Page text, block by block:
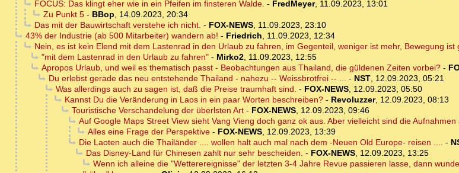
FOCUS: Das klingt eher wie in ein Pfeifen im finsteren Walde. - FredMeyer, 11.09.2023, 13:01
Zu Punkt 5- BBop, 14.09.2023, 20:34
Das mit der Bauwirtschaft verstehe ich nicht. - FOX-NEWS, 11.09.2023, 23:10
43% der Industrie (ab 500 Mitarbeiter) wandern ab! - Friedrich, 11.09.2023, 12:34
Nein, es ist kein Elend mit dem Lastenrad in den Urlaub zu fahren, im Gegenteil, weniger ist mehr, Bewegung ist
"mit dem Lastenrad in den Urlaub zu fahren"- Mirko2, 11.09.2023, 12:55
Apropos Urlaub, und weil es thematisch passt - Beobachtungen aus Thailand, die güldenen Zeiten vorbei?-
Du erlebst gerade das neu entstehende Thailand - nahezu -- Weissbrotfrei -- ... - NST, 12.09.2023, 05:21
Was allerdings auch zu sagen ist, daß die Preise traumhaft sind. - FOX-NEWS, 12.09.2023, 05:50
Kannst Du die Veränderung in Laos in ein paar Worten beschreiben?- Revoluzzer, 12.09.2023, 08:13
Touristische Verschandelung der überlsten Art- FOX-NEWS, 12.09.2023, 09:46
Auf Google Maps Street View sieht Vang Vieng doch ganz ok aus. Aber vielleicht sind die Aufnahmen
Alles eine Frage der Perspektive- FOX-NEWS, 12.09.2023, 13:39
Die Laoten auch die Thailänder .... wollen halt auch mal nach dem -Neuen Old Europe- reisen .... -
Das Disney-Land für Chinesen zahlt nur sehr bescheiden. - FOX-NEWS, 12.09.2023, 13:25
Wenn ich alleine die "Wetterereignisse" der letzten 3-4 Jahre Revue passieren lasse, dann